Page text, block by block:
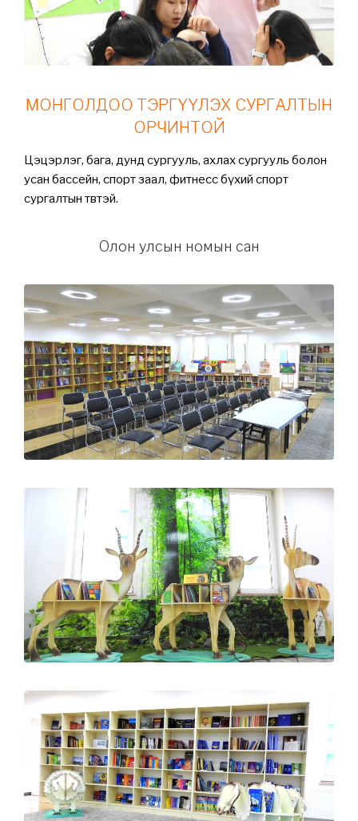
МОНГОЛДОО ТЭРГҮҮЛЭХ СУРГАЛТЫН
ОРЧИНТОЙ
Цэцэрлэг, бага, дунд сургууль, ахлах сургууль болон
усан бассейн, спорт заал, фитнесс бүхий спорт
сургалтын төвтэй.
Олон улсын номын сан